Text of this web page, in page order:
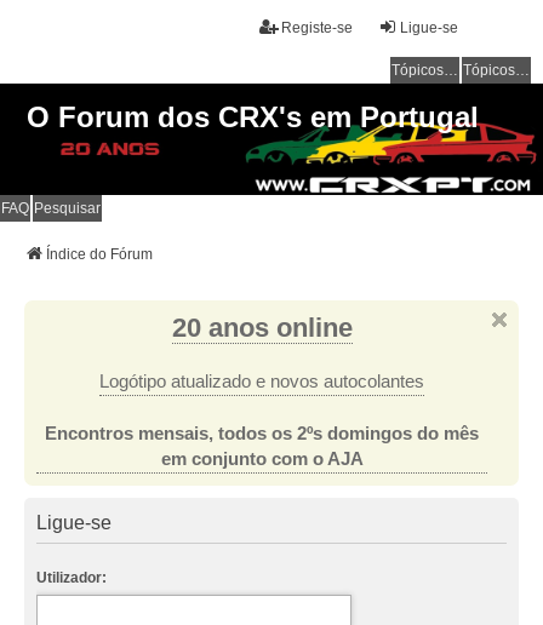
Ligue-se
Registe-se
Tópicos sem resposta Tópicos ativos
O Forum dos CRX's em Portugal
FAQ Pesquisar
Índice do Fórum
20 anos online
Logótipo atualizado e novos autocolantes
Encontros mensais, todos os 2ºs domingos do mês
em conjunto com o AJA
Ligue-se
Utilizador: